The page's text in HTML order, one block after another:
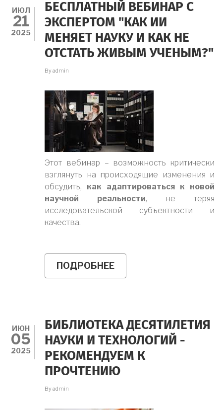
ИЮЛ
21
2025
БЕСПЛАТНЫЙ ВЕБИНАР С
ЭКСПЕРТОМ "КАК ИИ
МЕНЯЕТ НАУКУ И КАК НЕ
ОТСТАТЬ ЖИВЫМ УЧЕНЫМ?"
Byadmin
Этот вебинар – возможность критически
взглянуть на происходящие изменения и
обсудить, как адаптироваться к новой
научной реальности, не теряя
исследовательской субъектности и
качества.
ПОДРОБНЕЕ
БЕСПЛАТНЫЙ
ИИ
МЕНЯЕТ
НАУКУ
И
КАК
НЕ
ОТСТАТЬ
ИЮН
05
2025
БИБЛИОТЕКА ДЕСЯТИЛЕТИЯ
НАУКИ И ТЕХНОЛОГИЙ -
РЕКОМЕНДУЕМ К
ПРОЧТЕНИЮ
Byadmin